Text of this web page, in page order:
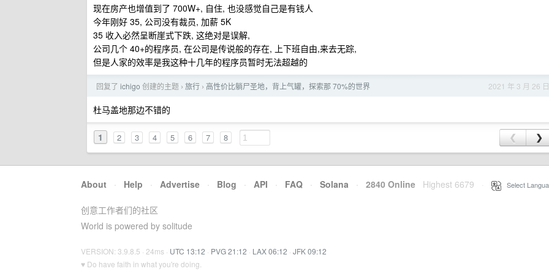
现在房产也增值到了 700W+, 自住, 也没感觉自己是有钱人
今年刚好 35, 公司没有裁员, 加薪 5K
35 收入必然呈断崖式下跌, 这绝对是误解,
公司几个 40+的程序员, 在公司是传说般的存在, 上下班自由,来去无踪,
但是人家的效率是我这种十几年的程序员暂时无法超越的
2021 年 3 月 26 日
回复了 ichigo 创建的主题 › 旅行 › 高性价比躺尸圣地，背上气罐，探索那 70%的世界
杜马盖地那边不错的
1 2 3 4 5 6 7 8 ❮ ❯
About · Help · Advertise · Blog · API · FAQ · Solana · 2840 Online Highest 6679 Select
创意工作者们的社区
World is powered by solitude
VERSION: 3.9.8.5 · 24ms · UTC 13:12 · PVG 21:12 · LAX 06:12 · JFK 09:12
♥ Do have faith in what you're doing.